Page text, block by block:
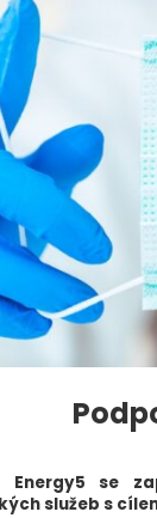
Energy5 se
služeb s